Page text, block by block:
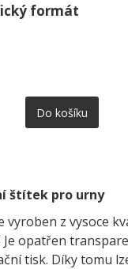
formát
Do košíku
štítek pro urny
vyroben z vysoce
Je opatřen
tisk. Díky tomu